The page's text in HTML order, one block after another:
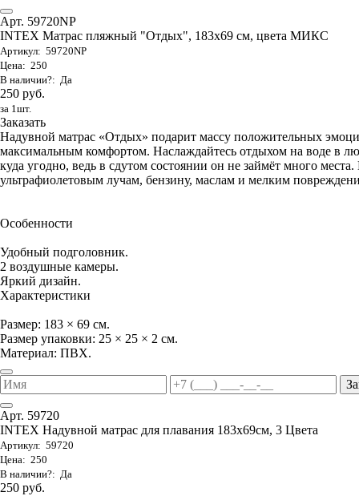
Арт. 59720NP
INTEX Матрас пляжный "Отдых", 183х69 см, цвета МИКС
Артикул: 59720NP
Цена: 250
В наличии?: Да
250 руб.
за 1шт.
Заказать
Надувной матрас «Отдых» подарит массу положительных
максимальным комфортом. Наслаждайтесь отдыхом на воде в
куда угодно, ведь в сдутом состоянии он не займёт много
ультрафиолетовым лучам, бензину, маслам и мелким
Особенности
Удобный подголовник.
2 воздушные камеры.
Яркий дизайн.
Характеристики
Размер: 183 × 69 см.
Размер упаковки: 25 × 25 × 2 см.
Материал: ПВХ.
Арт. 59720
INTEX Надувной матрас для плавания 183х69см, 3 Цвета
Артикул: 59720
Цена: 250
В наличии?: Да
250 руб.